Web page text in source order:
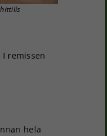
remissen
hela